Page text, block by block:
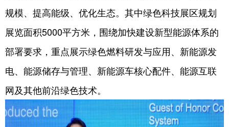
规模、提高能级、优化生态。其中绿色科技展区规划
展览面积5000平方米，围绕加快建设新型能源体系的
部署要求，重点展示绿色燃料研发与应用、新能源发
电、能源储存与管理、新能源车核心配件、能源互联
网及其他前沿绿色技术。